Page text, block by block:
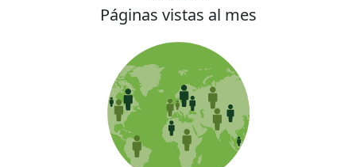
Páginas vistas al mes